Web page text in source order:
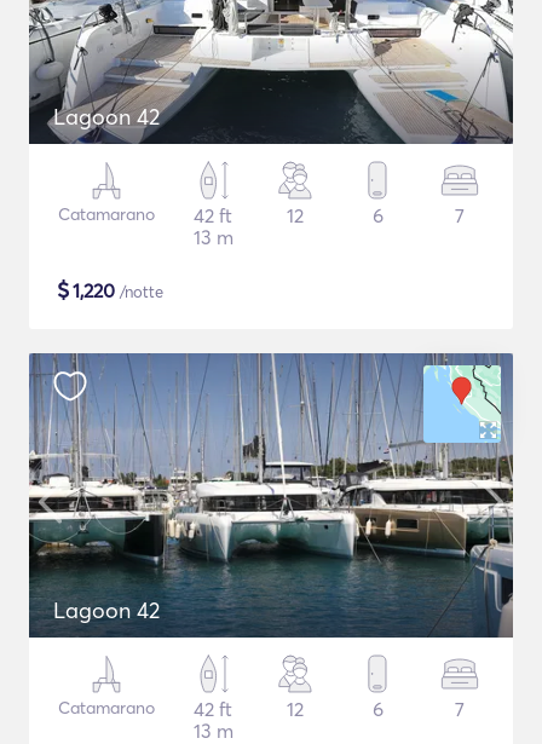
Lagoon 42
Catamarano
42 ft
13 m
12 6 7
$1,220 /notte
Lagoon 42
Catamarano
42 ft
13 m
12 6 7